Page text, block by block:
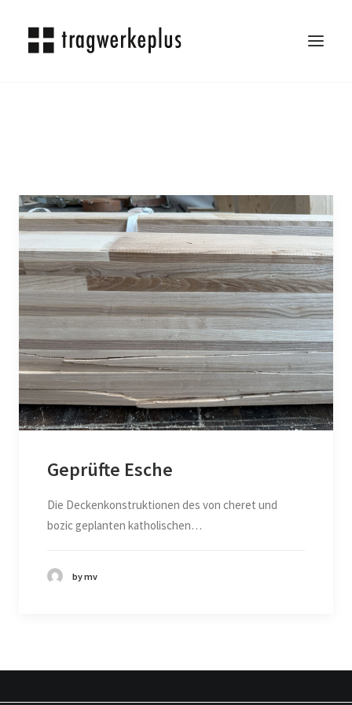
ÜBER UNS
KARRIERE
KONTAKT
SEARCH
Geprüfte Esche
Die Deckenkonstruktionen des von cheret und
bozic geplanten katholischen…
by mv